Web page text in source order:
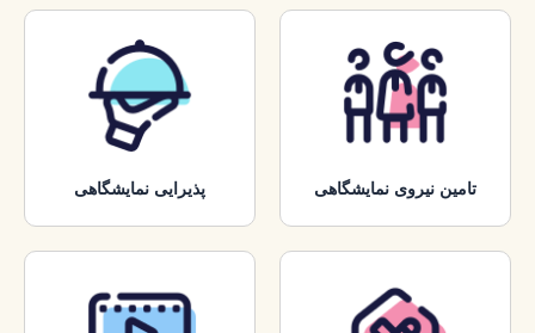
تامین نیروی نمایشگاهی پذیرایی نمایشگاهی